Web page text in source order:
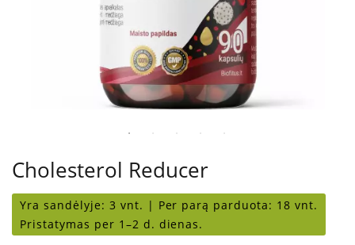
Cholesterol Reducer
Yra sandėlyje: 3 vnt. | Per parą parduota: 18 vnt.
Pristatymas per 1–2 d. dienas.